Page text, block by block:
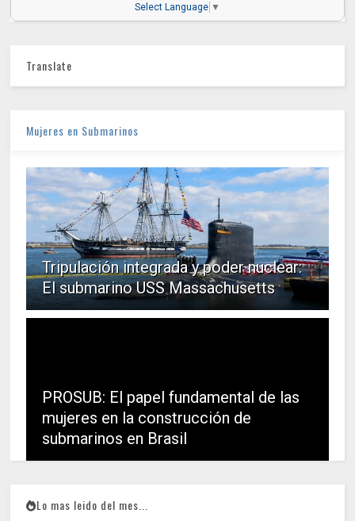
Select Language ▼
Translate
Mujeres en Submarinos
Tripulación integrada y poder nuclear:
El submarino USS Massachusetts
PROSUB: El papel fundamental de las
mujeres en la construcción de
submarinos en Brasil
Lo mas leido del mes...